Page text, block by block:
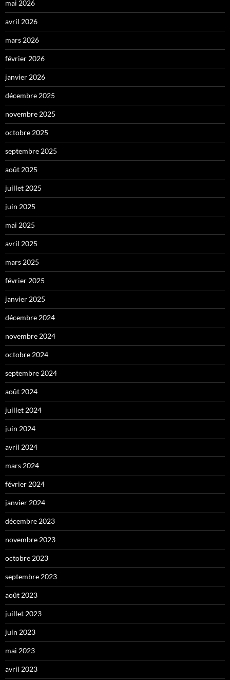
mai 2026
avril 2026
mars 2026
février 2026
janvier 2026
décembre 2025
novembre 2025
octobre 2025
septembre 2025
août 2025
juillet 2025
juin 2025
mai 2025
avril 2025
mars 2025
février 2025
janvier 2025
décembre 2024
novembre 2024
octobre 2024
septembre 2024
août 2024
juillet 2024
juin 2024
avril 2024
mars 2024
février 2024
janvier 2024
décembre 2023
novembre 2023
octobre 2023
septembre 2023
août 2023
juillet 2023
juin 2023
mai 2023
avril 2023